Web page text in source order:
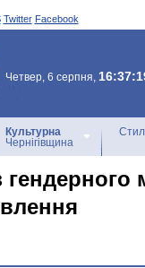
Twitter Facebook
Четвер, 6 серпня,
Культурна
Чернігівщина
гендерного